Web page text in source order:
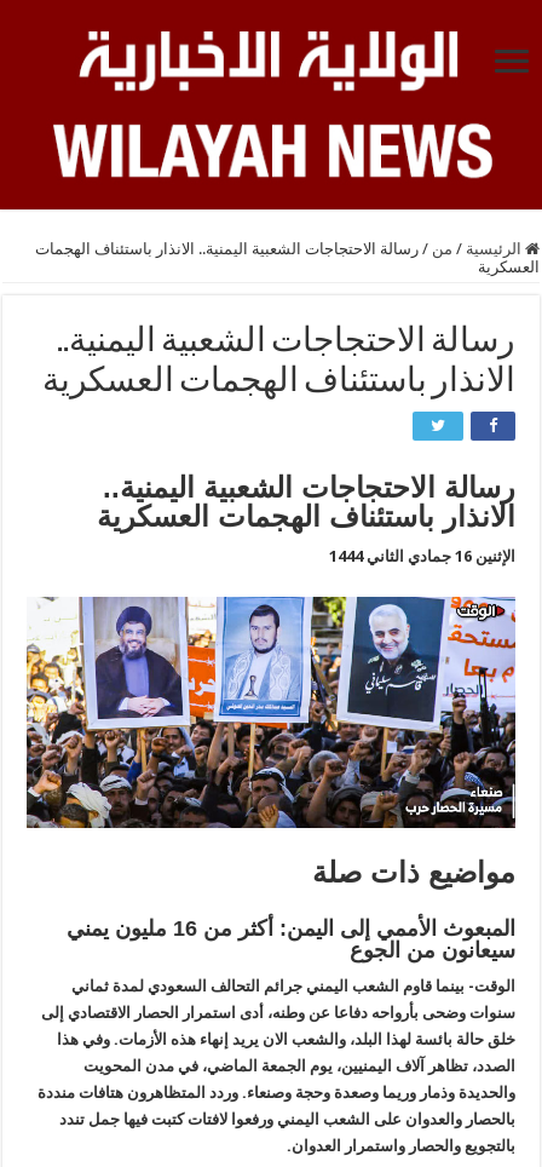
الرئيسية / من / رسالة الاحتجاجات الشعبية اليمنية.. الانذار باستئناف الهجمات
العسكرية
رسالة الاحتجاجات الشعبية اليمنية..
الانذار باستئناف الهجمات العسكرية
رسالة الاحتجاجات الشعبية اليمنية..
الانذار باستئناف الهجمات العسكرية
الإثنين 16 جمادي الثاني 1444
مواضيع ذات صلة
المبعوث الأممي إلى اليمن: أكثر من 16 مليون يمني
سيعانون من الجوع
الوقت- بينما قاوم الشعب اليمني جرائم التحالف السعودي لمدة ثماني
سنوات وضحى بأرواحه دفاعا عن وطنه، أدى استمرار الحصار الاقتصادي إلى
خلق حالة بائسة لهذا البلد، والشعب الان يريد إنهاء هذه الأزمات. وفي هذا
الصدد، تظاهر آلاف اليمنيين، يوم الجمعة الماضي، في مدن المحويت
والحديدة وذمار وريما وصعدة وحجة وصنعاء. وردد المتظاهرون هتافات منددة
بالحصار والعدوان على الشعب اليمني ورفعوا لافتات كتبت فيها جمل تندد
بالتجويع والحصار واستمرار العدوان.